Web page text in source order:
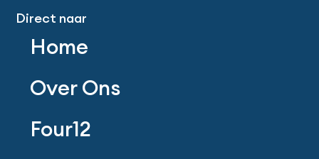
Direct naar
Home
Over Ons
Four12